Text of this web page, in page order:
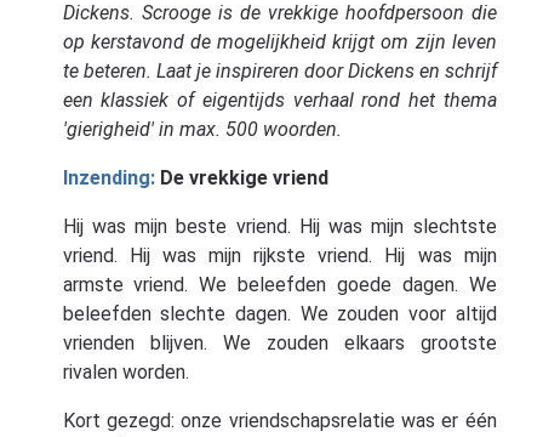
Dickens. Scrooge is de vrekkige hoofdpersoon die
op kerstavond de mogelijkheid krijgt om zijn leven
te beteren. Laat je inspireren door Dickens en schrijf
een klassiek of eigentijds verhaal rond het thema
'gierigheid' in max. 500 woorden.
Inzending:De vrekkige vriend
Hij was mijn beste vriend. Hij was mijn slechtste
vriend. Hij was mijn rijkste vriend. Hij was mijn
armste vriend. We beleefden goede dagen. We
beleefden slechte dagen. We zouden voor altijd
vrienden blijven. We zouden elkaars grootste
rivalen worden.
Kort gezegd: onze vriendschapsrelatie was er één